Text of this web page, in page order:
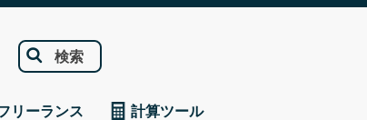
検索
リーランス 計算ツール